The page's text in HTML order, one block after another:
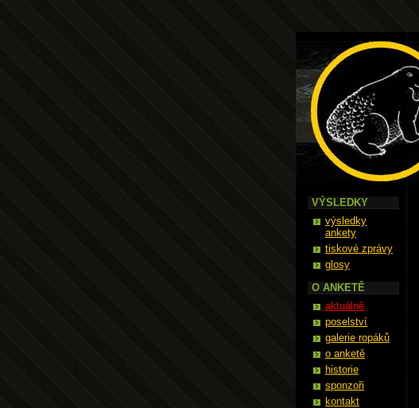
VÝSLEDKY
výsledky
ankety
tiskové zprávy
glosy
O ANKETĚ
aktuálně
poselství
galerie ropáků
o anketě
historie
sponzoři
kontakt